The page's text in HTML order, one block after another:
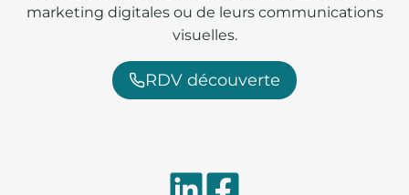
marketing digitales ou de leurs communications
visuelles.
RDV découverte